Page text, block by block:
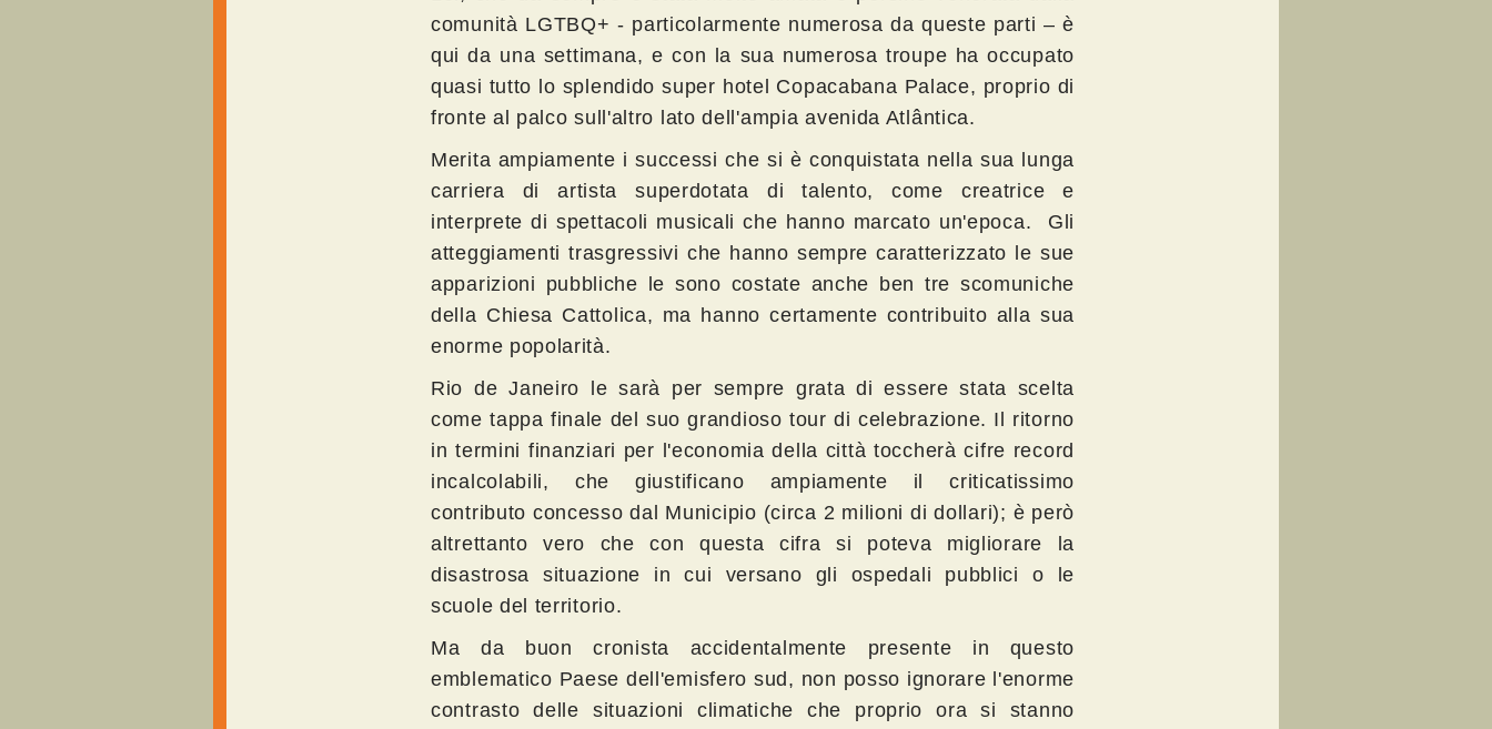
comunità LGTBQ+ - particolarmente numerosa da queste parti – è
qui da una settimana, e con la sua numerosa troupe ha occupato
quasi tutto lo splendido super hotel Copacabana Palace, proprio di
fronte al palco sull'altro lato dell'ampia avenida Atlântica.
Merita ampiamente i successi che si è conquistata nella sua lunga
carriera di artista superdotata di talento, come creatrice e
interprete di spettacoli musicali che hanno marcato un'epoca. Gli
atteggiamenti trasgressivi che hanno sempre caratterizzato le sue
apparizioni pubbliche le sono costate anche ben tre scomuniche
della Chiesa Cattolica, ma hanno certamente contribuito alla sua
enorme popolarità.
Rio de Janeiro le sarà per sempre grata di essere stata scelta
come tappa finale del suo grandioso tour di celebrazione. Il ritorno
in termini finanziari per l'economia della città toccherà cifre record
incalcolabili, che giustificano ampiamente il criticatissimo
contributo concesso dal Municipio (circa 2 milioni di dollari); è però
altrettanto vero che con questa cifra si poteva migliorare la
disastrosa situazione in cui versano gli ospedali pubblici o le
scuole del territorio.
Ma da buon cronista accidentalmente presente in questo
emblematico Paese dell'emisfero sud, non posso ignorare l'enorme
contrasto delle situazioni climatiche che proprio ora si stanno